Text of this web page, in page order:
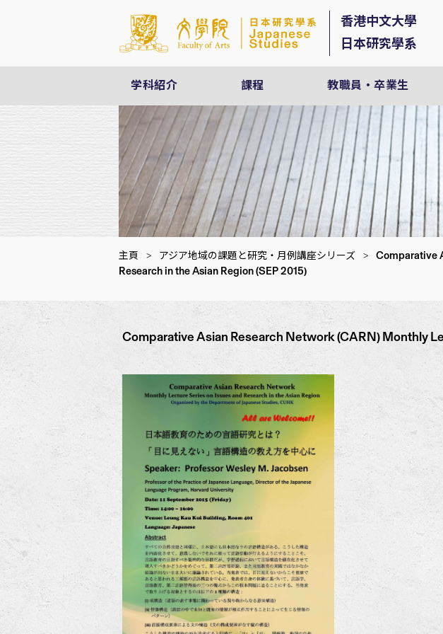
香港中文大學
日本研究學系
学科紹介 課程 教職員・卒業生
主頁 > アジア地域の課題と研究・月例講座シリーズ >
Comparative
Research in the Asian Region (SEP 2015)
Comparative Asian Research Network (CARN) Monthly